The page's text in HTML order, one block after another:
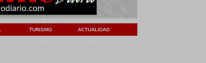
TURISMO ACTUALIDAD